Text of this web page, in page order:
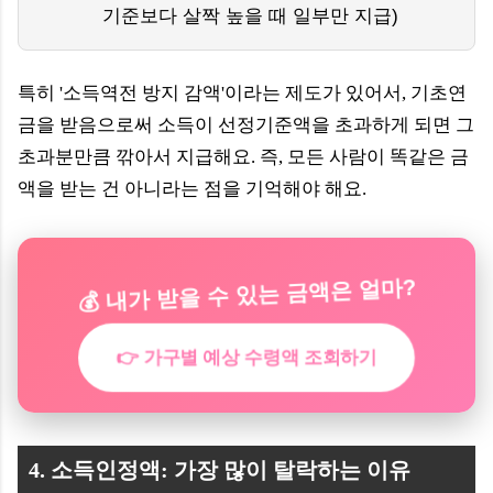
기준보다 살짝 높을 때 일부만 지급)
특히 '소득역전 방지 감액'이라는 제도가 있어서, 기초연
금을 받음으로써 소득이 선정기준액을 초과하게 되면 그
초과분만큼 깎아서 지급해요. 즉, 모든 사람이 똑같은 금
액을 받는 건 아니라는 점을 기억해야 해요.
💰 내가 받을 수 있는 금액은 얼마?
👉 가구별 예상 수령액 조회하기
4. 소득인정액: 가장 많이 탈락하는 이유